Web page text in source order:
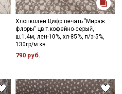
Хлопколен Цифр.печать "Мираж
флоры" цв.т.кофейно-серый,
ш.1.4м, лен-10%, хл-85%, п/э-5%,
130гр/м.кв
790 руб.